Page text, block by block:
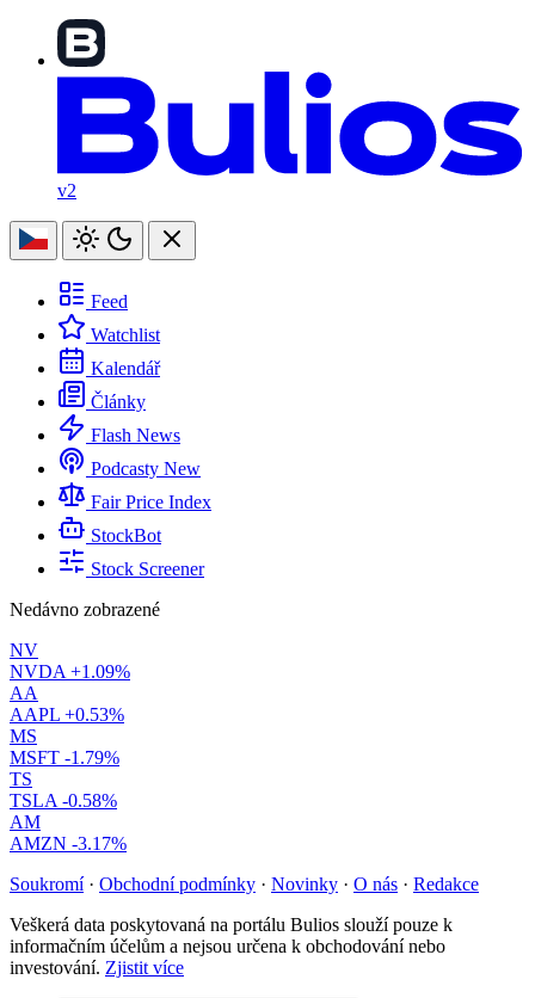
v2
Feed
Watchlist
Kalendář
Články
Flash News
Podcasty New
Fair Price Index
StockBot
Stock Screener
Nedávno zobrazené
NV
NVDA +1.09%
AA
AAPL +0.53%
MS
MSFT -1.79%
TS
TSLA -0.58%
AM
AMZN -3.17%
Soukromí · Obchodní podmínky · Novinky · O nás · Redakce
Veškerá data poskytovaná na portálu Bulios slouží pouze k
informačním účelům a nejsou určena k obchodování nebo
investování. Zjistit více